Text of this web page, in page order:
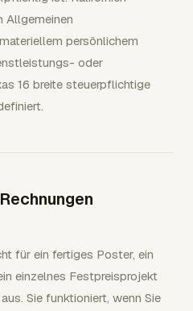
Allgemeinen
persönlichem
oder
16 breite steuerpflichtige
für ein fertiges Poster, ein
einzelnes Festpreisprojekt
Sie funktioniert, wenn Sie